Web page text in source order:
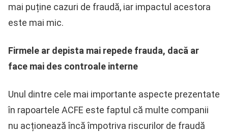
mai puține cazuri de fraudă, iar impactul acestora
este mai mic.
Firmele ar depista mai repede frauda, dacă ar
face mai des controale interne
Unul dintre cele mai importante aspecte prezentate
în rapoartele ACFE este faptul că multe companii
nu acționează încă împotriva riscurilor de fraudă